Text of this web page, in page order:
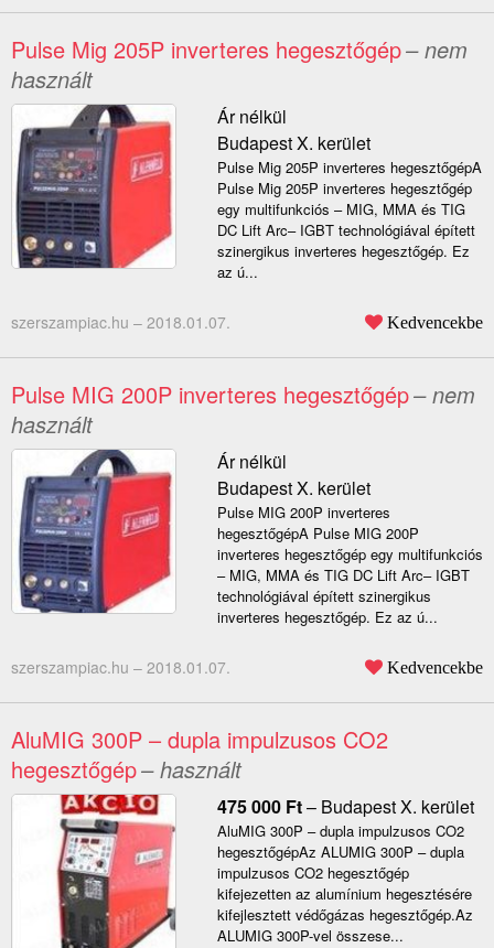
Pulse Mig 205P inverteres hegesztőgép– nem
használt
Ár nélkül
Budapest X. kerület
Pulse Mig 205P inverteres hegesztőgépA
Pulse Mig 205P inverteres hegesztőgép
egy multifunkciós – MIG, MMA és TIG
DC Lift Arc– IGBT technológiával épített
szinergikus inverteres hegesztőgép. Ez
az ú...
szerszampiac.hu – 2018.01.07. Kedvencekbe
Pulse MIG 200P inverteres hegesztőgép– nem
használt
Ár nélkül
Budapest X. kerület
Pulse MIG 200P inverteres
hegesztőgépA Pulse MIG 200P
inverteres hegesztőgép egy multifunkciós
– MIG, MMA és TIG DC Lift Arc– IGBT
technológiával épített szinergikus
inverteres hegesztőgép. Ez az ú...
szerszampiac.hu – 2018.01.07. Kedvencekbe
AluMIG 300P – dupla impulzusos CO2
hegesztőgép– használt
475 000 Ft– Budapest X. kerület
AluMIG 300P – dupla impulzusos CO2
hegesztőgépAz ALUMIG 300P – dupla
impulzusos CO2 hegesztőgép
kifejezetten az alumínium hegesztésére
kifejlesztett védőgázas hegesztőgép.Az
ALUMIG 300P-vel összese...